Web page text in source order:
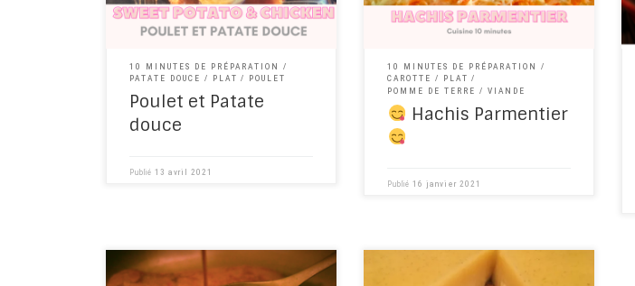
Cooking chicken doesn't have to be
complicated. Enjoy!
10 MINUTES DE PRÉPARATION
PATATE DOUCE
PLAT POULET
Poulet et Patate
douce
Publié13 avril 2021
10 MINUTES DE PRÉPARATION
CAROTTE
PLAT
POMME DE TERRE
VIANDE
Hachis Parmentier
Publié16 janvier 2021
Comment cuisiner les aiguillettes de